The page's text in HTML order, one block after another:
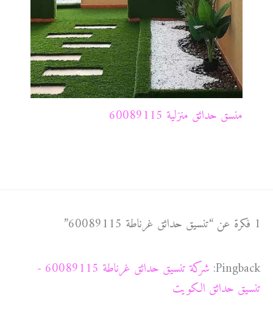
منسق حدائق منزلية 60089115
1 فكرة عن “تنسيق حدائق غرناطة 60089115”
Pingback:
شركة تنسيق حدائق غرناطة 60089115 -
تنسيق حدائق الكويت